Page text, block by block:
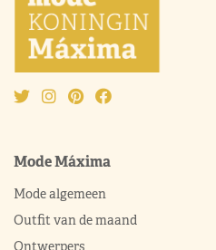
Mode Máxima
Mode algemeen
Outfit van de maand
Ontwerpers